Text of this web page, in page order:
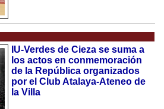
IU-Verdes de Cieza se suma a
los actos en conmemoración
de la República organizados
por el Club Atalaya-Ateneo de
la Villa